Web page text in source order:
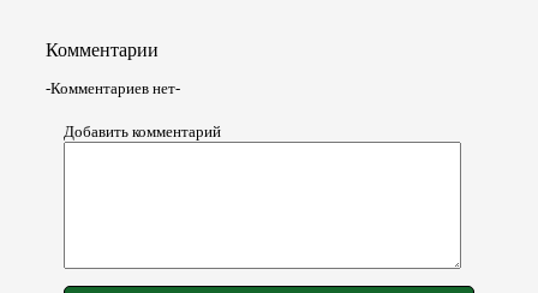
Комментарии
-Комментариев нет-
Добавить комментарий